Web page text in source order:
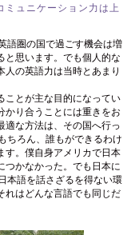
ュニケーション力は上
語圏の国で過ごす機会は増
と思います。でも個人的な
の英語力は当時とあまり
ことが主な目的になってい
り合うことには重きをお
適な方法は、その国へ行っ
ちろん、誰もができるわけ
す。僕自身アメリカで日本
つかなかった。でも日本に
本語を話さざるを得ない環
れはどんな言語でも同じだ